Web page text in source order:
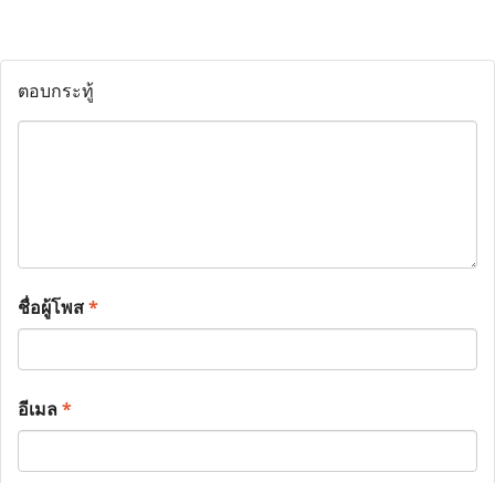
ตอบกระทู้
ชื่อผู้โพส*
อีเมล*